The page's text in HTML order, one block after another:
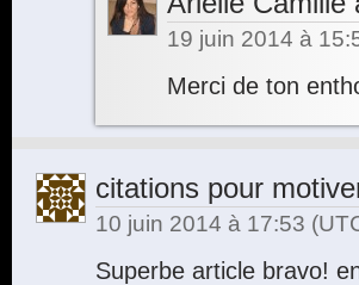
19 juin 2014 à
Merci de ton
citations pour
10 juin 2014 à 17:53
Superbe article bravo!